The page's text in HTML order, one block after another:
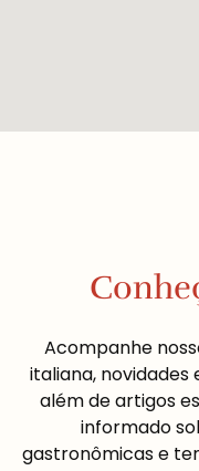
Acompanhe
italiana, novidades
além de artigos
informado
gastronômicas e